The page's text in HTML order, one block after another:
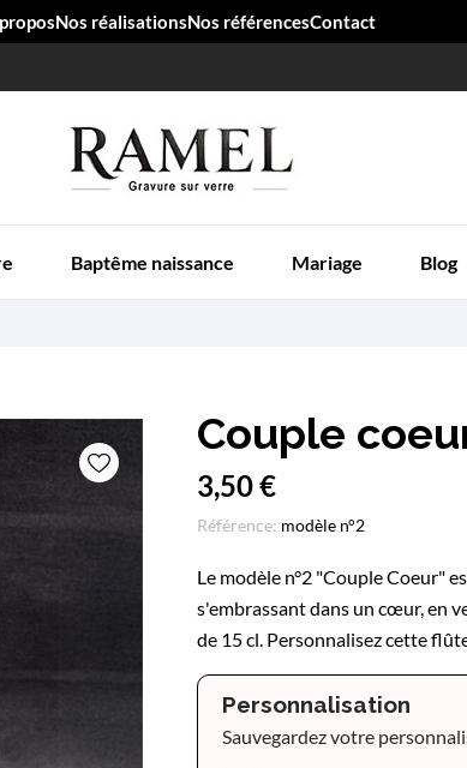
Nos réalisationsNos référencesContact
Baptême naissance Mariage Blog
Couple
3,50 €
Référence: modèle n°2
Le modèle n°2 "Couple Coeur"
s'embrassant dans un cœur, en
de 15 cl. Personnalisez cette
Personnalisation
Sauvegardez votre